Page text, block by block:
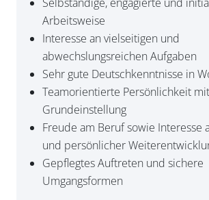
Arbeitsweise
Interesse an vielseitigen und
abwechslungsreichen Aufgaben
Sehr gute Deutschkenntnisse in
Teamorientierte Persönlichkeit
Grundeinstellung
Freude am Beruf sowie Interesse
und persönlicher
Gepflegtes Auftreten und sichere
Umgangsformen